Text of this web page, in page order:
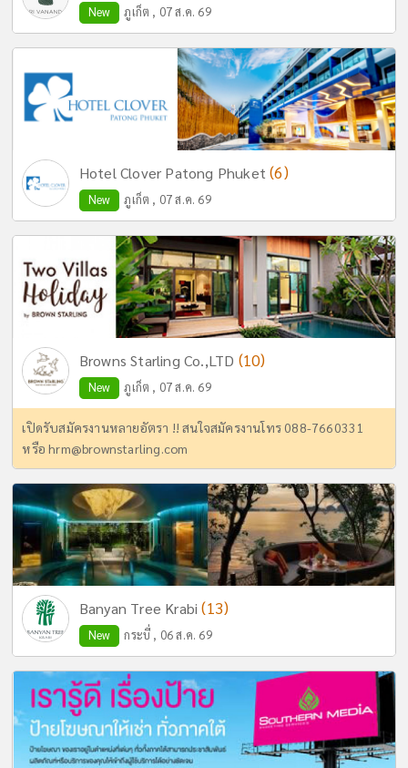
New ภูเก็ต , 07 ส.ค. 69
Hotel Clover Patong Phuket(6)
New ภูเก็ต , 07 ส.ค. 69
Browns Starling Co.,LTD (10)
New ภูเก็ต , 07 ส.ค. 69
เปิดรับสมัครงานหลายอัตรา !! สนใจสมัครงานโทร 088-7660331
หรือhrm@brownstarling.com
Banyan Tree Krabi(13)
New กระบี่ , 06 ส.ค. 69